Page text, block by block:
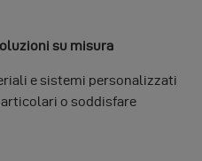
su misura
e sistemi personalizzati
o soddisfare